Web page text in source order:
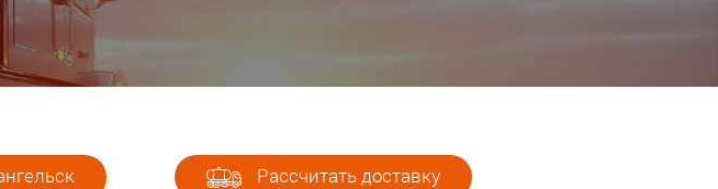
Рассчитать доставку